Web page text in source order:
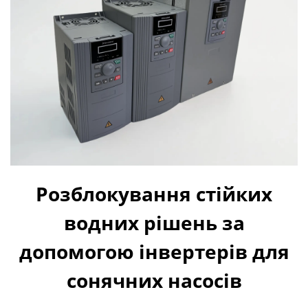
Розблокування стійких
водних рішень за
допомогою інвертерів для
сонячних насосів